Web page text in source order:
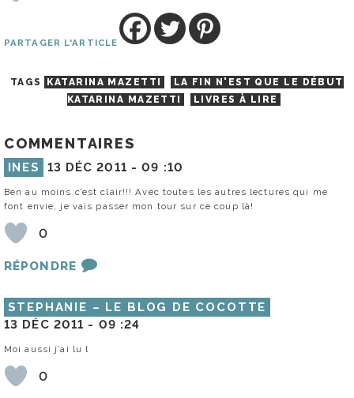
PARTAGER L'ARTICLE
TAGS KATARINA MAZETTI
LA FIN N'EST QUE LE DÉBUT
KATARINA MAZETTI
LIVRES À LIRE
COMMENTAIRES
INES 13 DÉC 2011 -09 :10
Ben au moins c’est clair!!! Avec toutes les autres lectures qui me
font envie, je vais passer mon tour sur ce coup là!
0
RÉPONDRE
STEPHANIE – LE BLOG DE COCOTTE
13 DÉC 2011 - 09 :24
Moi aussi j’ai lu l
0